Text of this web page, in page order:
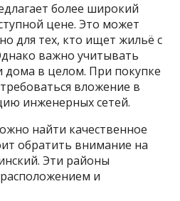
более широкий
цене. Это может
для тех, кто ищет жильё с
важно учитывать
дома в целом. При покупке
вложение в
инженерных сетей.
найти качественное
обратить внимание на
Эти районы
и